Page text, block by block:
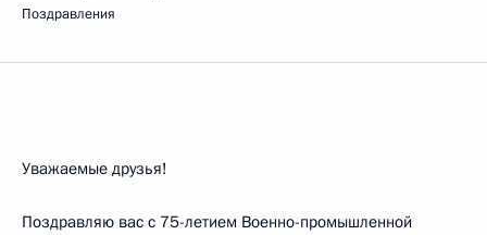
Поздравления
Уважаемые друзья!
Поздравляю вас с 75-летием Военно-промышленной